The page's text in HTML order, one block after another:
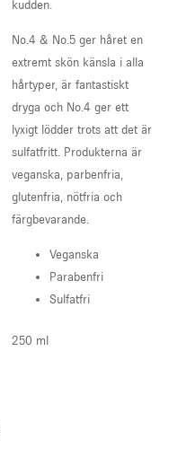
kudden.
No.4 & No.5 ger håret en
extremt skön känsla i alla
hårtyper, är fantastiskt
dryga och No.4 ger ett
lyxigt lödder trots att det är
sulfatfritt. Produkterna är
veganska, parbenfria,
glutenfria, nötfria och
färgbevarande.
Veganska
Parabenfri
Sulfatfri
250 ml